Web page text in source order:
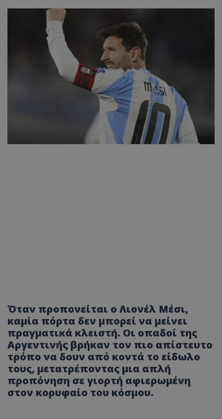
Όταν προπονείται ο Λιονέλ Μέσι,
καμία πόρτα δεν μπορεί να μείνει
πραγματικά κλειστή. Οι οπαδοί της
Αργεντινής βρήκαν τον πιο απίστευτο
τρόπο να δουν από κοντά το είδωλο
τους, μετατρέποντας μια απλή
προπόνηση σε γιορτή αφιερωμένη
στον κορυφαίο του κόσμου.